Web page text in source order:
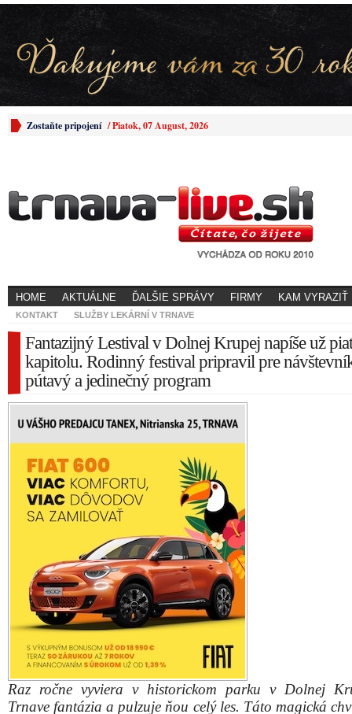
Zostaňte pripojení /Piatok, 07 August, 2026
HOME AKTUÁLNE ĎALŠIE SPRÁVY FIRMY KAM VYRAZIŤ
KONTAKT SLUŽBY LEKÁRNÍ V TRNAVE
Fantazijný Lestival v Dolnej Krupej napíše už
kapitolu. Rodinný festival pripravil pre
pútavý a jedinečný program
Raz ročne vyviera v historickom parku v Dolnej
Trnave fantázia a pulzuje ňou celý les. Táto magická